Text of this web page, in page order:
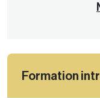
Formation